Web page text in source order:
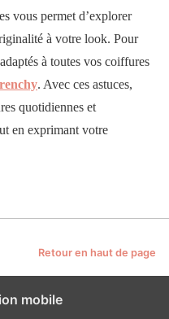
vous permet d’explorer
à votre look. Pour
à toutes vos coiffures
. Avec ces astuces,
quotidiennes et
en exprimant votre
Retour en haut de page
mobile